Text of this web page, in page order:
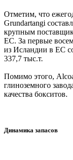
Отметим, что
Grundartangi
крупным
ЕС. За первые
из Исландии в ЕС
337,7 тыс.т.
Помимо этого,
глиноземного
качества бокситов.
Динамика запасов